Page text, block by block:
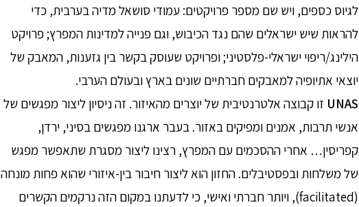
לגיוס כספים, ויש שם מספר פרויקטים: עמודי סושאל מדיה בערבית, כדי
להראות שיש ישראלים שהם נגד הכיבוש, וגם פנייה למדינות המפרץ; פרויקט
הילינג/ריפוי ישראלי-פלסטיני; ופרויקט שעוסק בקשר בין גזענות, המאבק של
יוצאי אתיופיה למאבקים חברתיים שונים בארץ ובעולם הערבי.
UNAS זו קבוצה אלטרנטיבית של יוצרים מהאיזור. זה ניסיון ליצור מפגשים של
אנשי תרבות, אמנים ומפיקים באזור. בעבר ארגנו מפגשים בסיני, ירדן,
קפריסין… אחרי ההסכמים עם המפרץ, רצינו ליצור מסגרת שתאפשר מפגש
של משלחות ובפסטיבלים. החזון הוא ליצור חיבור בין-איזורי שהוא פחות מונחה
(facilitated), ויותר חברתי ואישי, כי לדעתנו במקום הזה נרקמים הקשרים